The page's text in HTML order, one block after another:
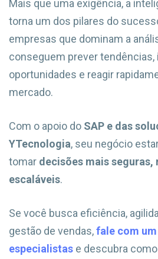
Mais que uma exigência, a
torna um dos pilares do
empresas que dominam a
conseguem prever
oportunidades e reagir
mercado.
Com o apoio do SAP e das
YTecnologia, seu negócio
tomar decisões mais seguras,
escaláveis.
Se você busca eficiência,
gestão de vendas,fale com
especialistas e descubra